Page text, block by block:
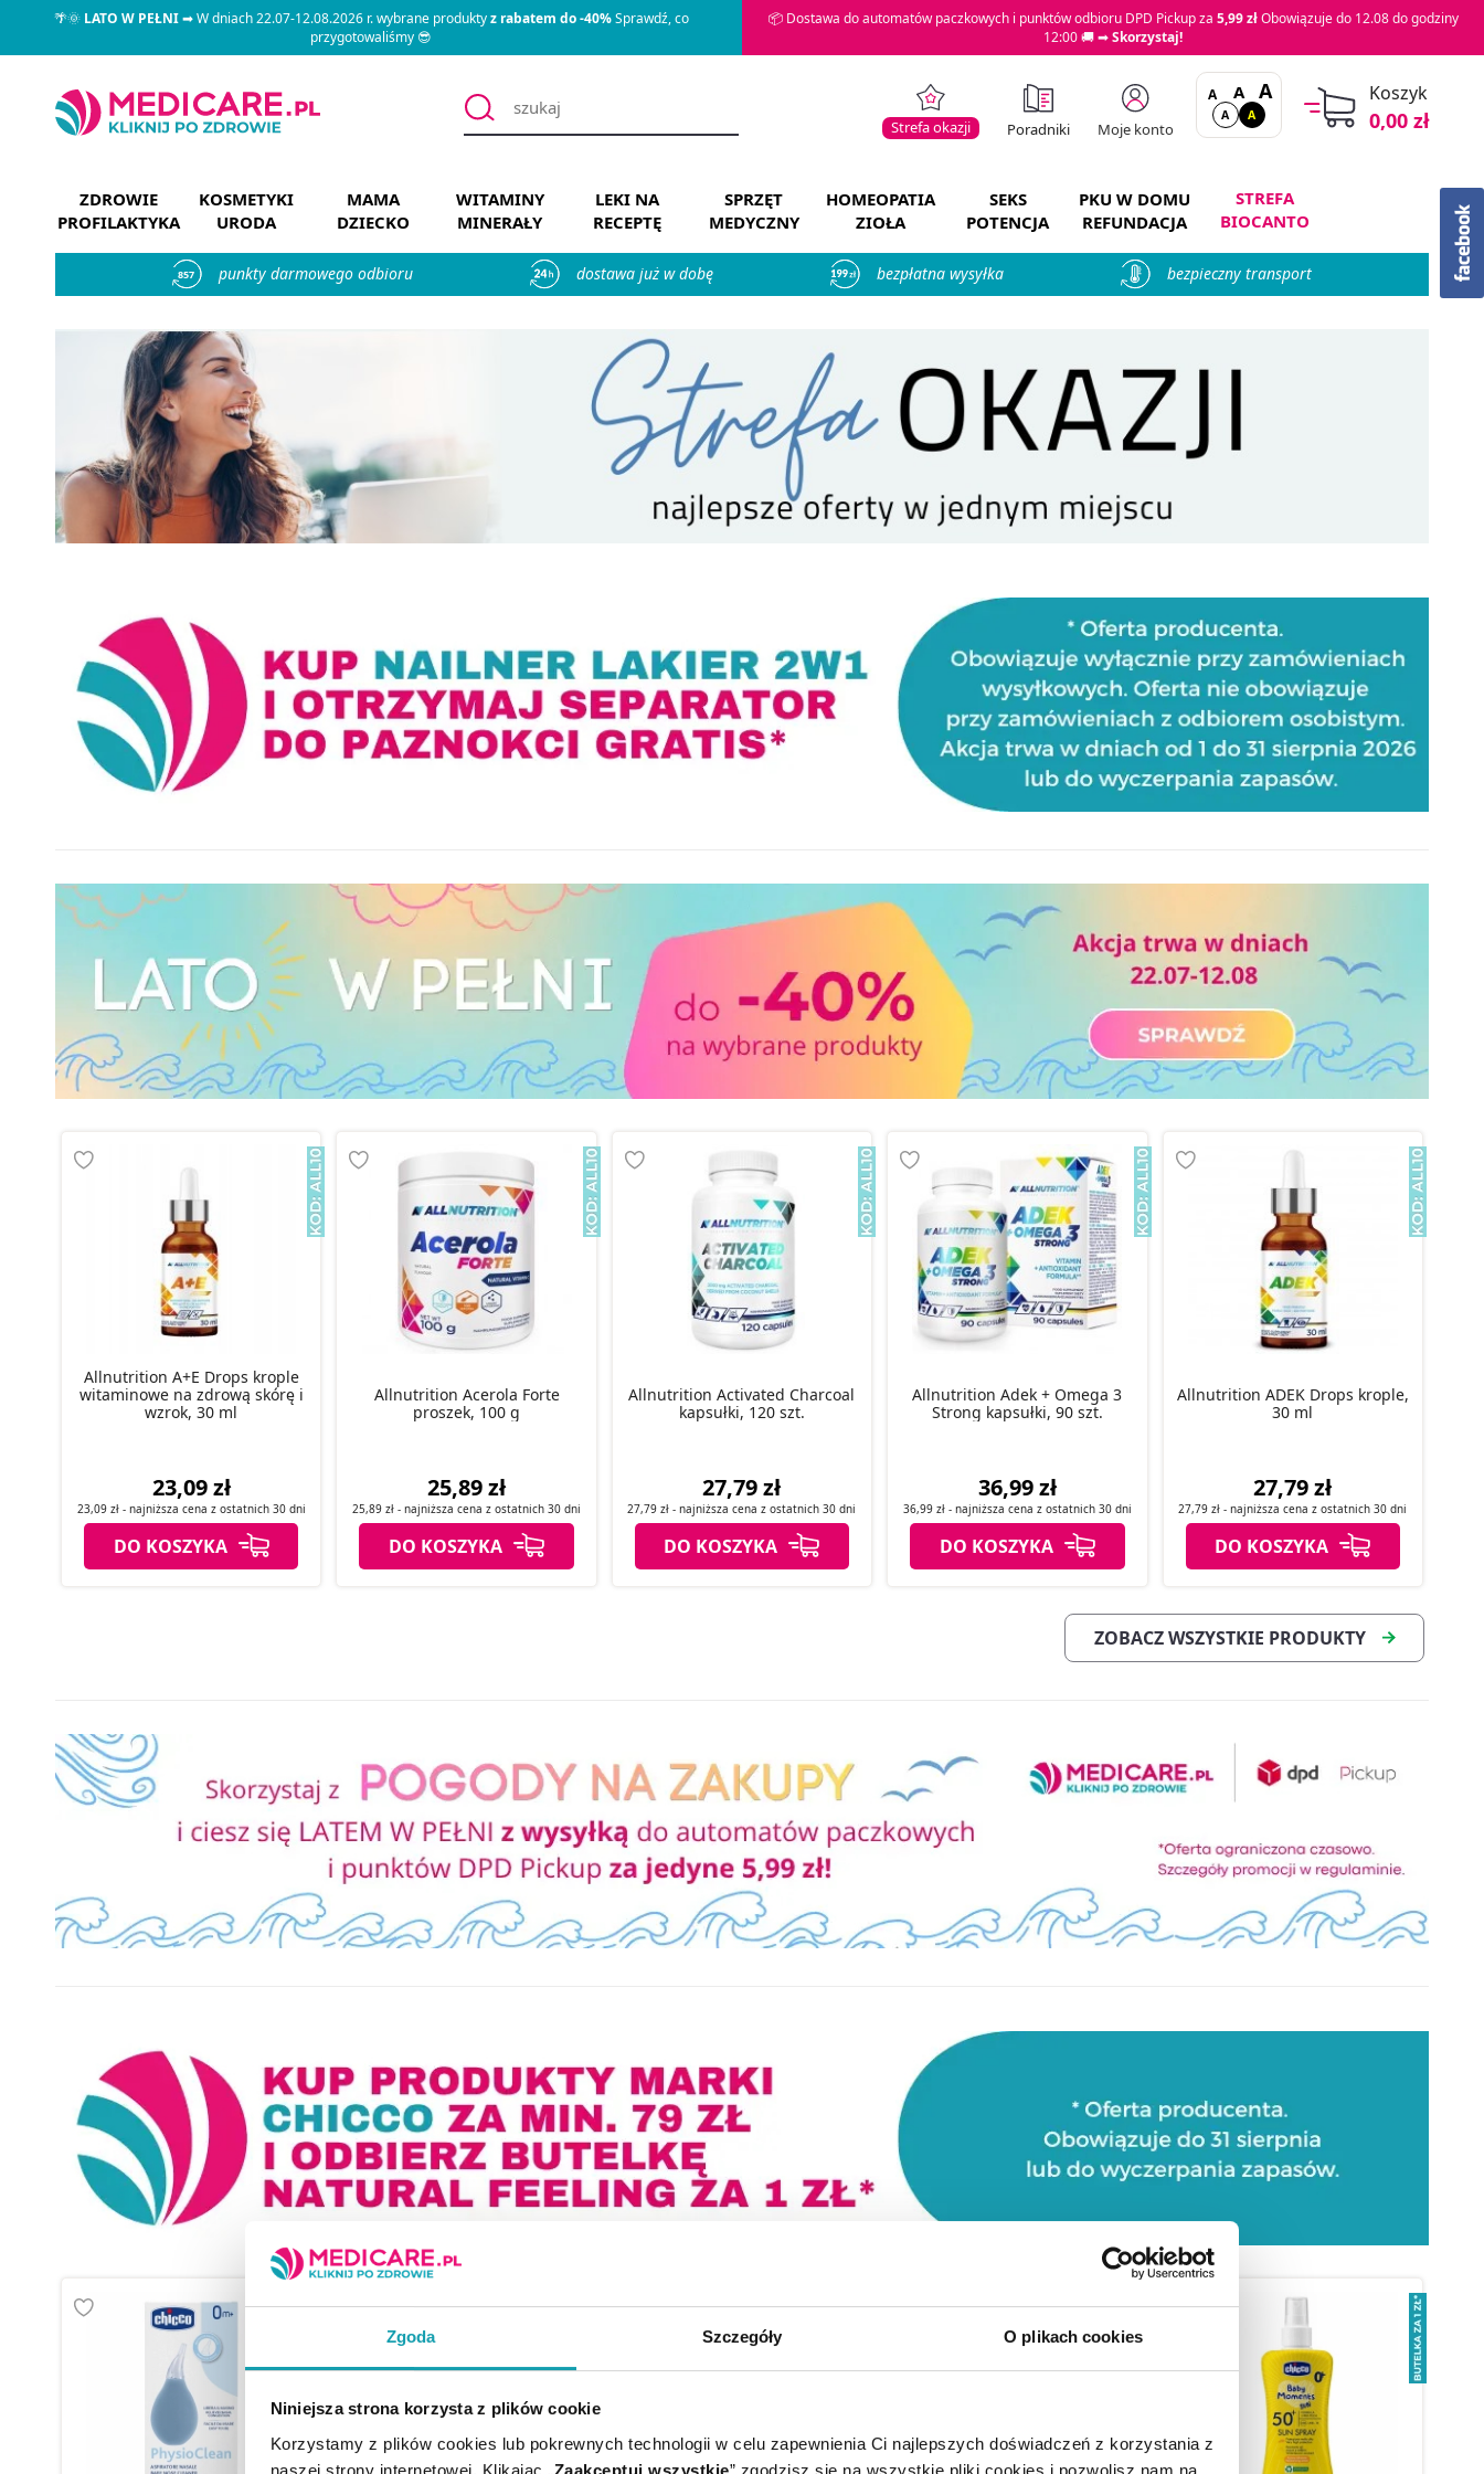
Zgoda Szczegóły O plikach cookies
Niniejsza strona korzysta z plików cookie
Korzystamy z plików cookies lub pokrewnych technologii w celu zapewnienia Ci najlepszych doświadczeń z korzystania z
naszej strony internetowej. Klikając „Zaakceptuj wszystkie” zgodzisz się na wszystkie pliki cookies i pozwolisz nam na
🌴🌞LATO W PEŁNI➡ W dniach 22.07-12.08.2026 r. wybrane produktyz rabatem do -40%Sprawdź, co
przygotowaliśmy 😎
📦 Dostawa do automatów paczkowych i punktów odbioru DPD Pickup za 5,99 złObowiązuje do 12.08 do godziny
12:00 🚚 ➡Skorzystaj!
Strefa okazji Poradniki Moje konto
A A A
A A
Koszyk
0,00 zł
ZDROWIE
PROFILAKTYKA
KOSMETYKI
URODA
MAMA
DZIECKO
WITAMINY
MINERAŁY
LEKI NA
RECEPTĘ
SPRZĘT
MEDYCZNY
HOMEOPATIA
ZIOŁA
SEKS
POTENCJA
PKU W DOMU
REFUNDACJA
STREFA
BIOCANTO
857 punkty darmowego odbioru dostawa już w dobę bezpłatna wysyłka bezpieczny transport
Allnutrition A+E Drops krople
witaminowe na zdrową skórę i
wzrok, 30 ml
23,09 zł
23,09 zł- najniższa cena z ostatnich30 dni
DO KOSZYKA
Allnutrition Acerola Forte
proszek, 100 g
25,89 zł
25,89 zł - najniższa cena zostatnich 30 dni
DO KOSZYKA
Allnutrition Activated Charcoal
kapsułki, 120 szt.
27,79 zł
27,79 zł - najniższa cena zostatnich 30 dni
DO KOSZYKA
Allnutrition Adek + Omega 3
Strong kapsułki, 90 szt.
36,99 zł
36,99 zł- najniższa cena z ostatnich30 dni
DO KOSZYKA
Allnutrition ADEK Drops krople,
30 ml
27,79 zł
27,79 zł - najniższa cena zostatnich 30 dni
DO KOSZYKA
ZOBACZ WSZYSTKIE PRODUKTY